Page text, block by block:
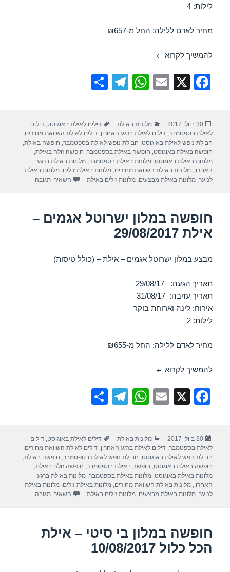
לילות: 4
מחיר לאדם ללילה: החל מ-₪657
להמשיך לקרוא חופשה במלון ישרוטל אגמים – אילת 13/08/2017
F
e
b
o
o
X
E
W
s
A
p
p
T
gr
a
m
e
פורסם
בתאריך
30 ביולי 2017 קטגוריות
מלונות באילת תגיות
דילים לאילת באוגוסט ,דילים
לאילת בספטמבר ,דילים לאילת ברגע האחרון ,דילים לאילת השוואת מחירים
חבילת נופש לאילת באוגוסט חבילת נופש לאילת בספטמבר חופשה באילת
חופשה באילת באוגוסט חופשה באילת בספטמבר חופשה זולה באילת
מלונות באילת באוגוסט ,מלונות באילת בספטמבר ,מלונות באילת ברגע
האחרון ,מלונות באילת השוואת מחירים ,מלונות באילת זולים ,מלונות באילת
לנוער ,מלונות באילת מבצעים ,מלונות זולים באילת השאירו תגובה
חופשה במלון ישרוטל אגמים –
אילת 29/08/2017
מבצע במלון ישרוטל אגמים – אילת – (כולל טיסות)
תאריך הגעה: 29/08/17
תאריך עזיבה: 31/08/17
אירוח: לינה וארוחת בוקר
לילות: 2
מחיר לאדם ללילה: החל מ-₪655
להמשיך לקרוא חופשה במלון ישרוטל אגמים – אילת 29/08/2017
F
e
b
o
o
X
E
W
s
A
p
p
T
gr
a
m
e
פורסם
בתאריך
30 ביולי 2017 קטגוריות
מלונות באילת תגיות
דילים לאילת באוגוסט,דילים
לאילת בספטמבר,דילים לאילת ברגע האחרון,דילים לאילת השוואת מחירים,
חבילת נופש לאילת באוגוסט, חבילת נופש לאילת בספטמבר, חופשה באילת,
חופשה באילת באוגוסט, חופשה באילת בספטמבר, חופשה זולה באילת,
מלונות באילת באוגוסט,מלונות באילת בספטמבר,מלונות באילת ברגע
האחרון,מלונות באילת השוואת מחירים,מלונות באילת זולים,מלונות באילת
לנוער,מלונות באילת מבצעים,מלונות זולים באילת השאירו תגובה
חופשה במלון בי סיטי – אילת
הכל כלול 10/08/2017